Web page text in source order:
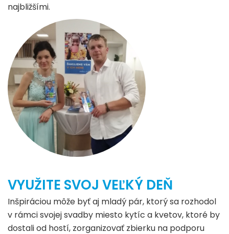
najbližšími.
VYUŽITE SVOJ VEĽKÝ DEŇ
Inšpiráciou môže byť aj mladý pár, ktorý sa rozhodol
v rámci svojej svadby miesto kytíc a kvetov, ktoré by
dostali od hostí, zorganizovať zbierku na podporu